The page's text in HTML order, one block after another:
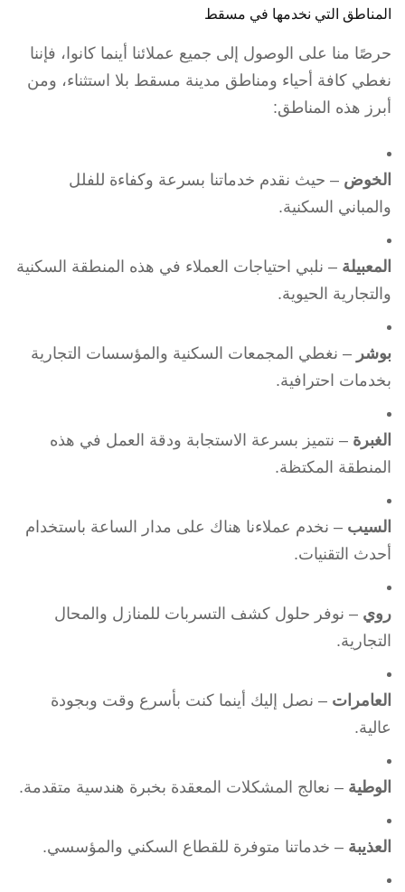
المناطق التي نخدمها في مسقط
حرصًا منا على الوصول إلى جميع عملائنا أينما كانوا، فإننا
نغطي كافة أحياء ومناطق مدينة مسقط بلا استثناء، ومن
أبرز هذه المناطق:
الخوض – حيث نقدم خدماتنا بسرعة وكفاءة للفلل
والمباني السكنية.
المعبيلة – نلبي احتياجات العملاء في هذه المنطقة السكنية
والتجارية الحيوية.
بوشر – نغطي المجمعات السكنية والمؤسسات التجارية
بخدمات احترافية.
الغبرة – نتميز بسرعة الاستجابة ودقة العمل في هذه
المنطقة المكتظة.
السيب – نخدم عملاءنا هناك على مدار الساعة باستخدام
أحدث التقنيات.
روي – نوفر حلول كشف التسربات للمنازل والمحال
التجارية.
العامرات – نصل إليك أينما كنت بأسرع وقت وبجودة
عالية.
الوطية – نعالج المشكلات المعقدة بخبرة هندسية متقدمة.
العذيبة – خدماتنا متوفرة للقطاع السكني والمؤسسي.